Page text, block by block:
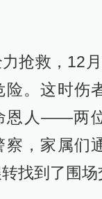
抢救，12
险。这时伤
恩人——两
察，家属们
找到了围场